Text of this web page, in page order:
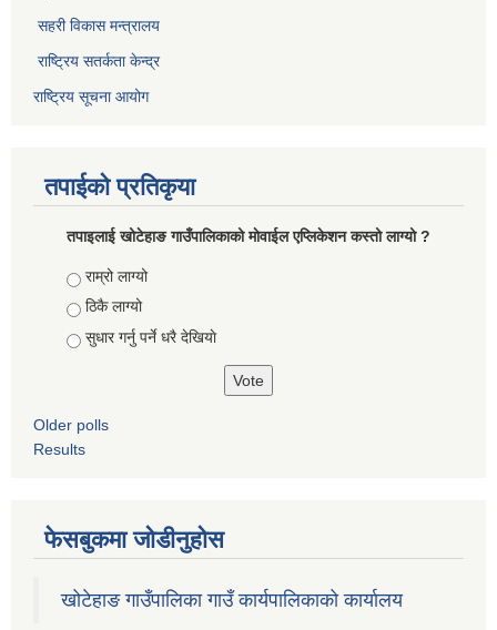
सहरी विकास मन्त्रालय
राष्ट्रिय सतर्कता केन्द्र
राष्ट्रिय सूचना आयोग
तपाईको प्रतिकृया
तपाइलाई खोटेहाङ गाउँपालिकाको माेवाईल एप्लिकेशन कस्तो लाग्यो ?
Choices
राम्रो लाग्यो
ठिकै लाग्यो
सुधार गर्नु पर्ने धरै देखियाे
Older polls
Results
फेसबुकमा जोडीनुहोस
खोटेहाङ गाउँपालिका गाउँ कार्यपालिकाको कार्यालय